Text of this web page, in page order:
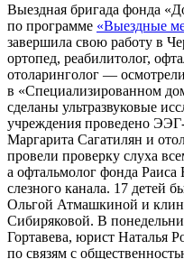
Выездная бригада фонда
по программе «Выездные
завершила свою работу в
ортопед, реабилитолог,
отоларинголог —
в «Специализированном
сделаны ультразвуковые
учреждения проведено
Маргарита Сагатилян и
провели проверку слуха
а офтальмолог фонда
слезного канала. 17 детей
Ольгой Атмашкиной и
Сибиряковой. В
Гортавева, юрист Наталья
по связям с